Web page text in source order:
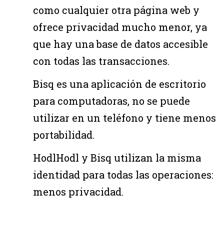
como cualquier otra página web y
ofrece privacidad mucho menor, ya
que hay una base de datos accesible
con todas las transacciones.
Bisq es una aplicación de escritorio
para computadoras, no se puede
utilizar en un teléfono y tiene menos
portabilidad.
HodlHodl y Bisq utilizan la misma
identidad para todas las operaciones:
menos privacidad.